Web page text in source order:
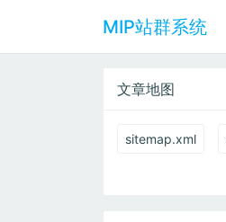
MIP站群系统
文章地图
sitemap.xml